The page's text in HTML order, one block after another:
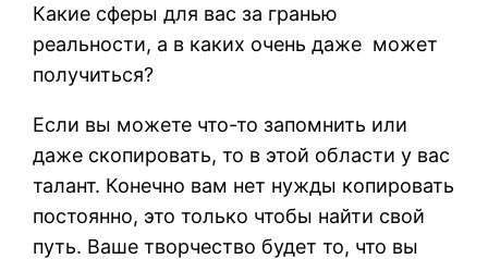
Какие сферы для вас за гранью
реальности, а в каких очень даже может
получиться?
Если вы можете что-то запомнить или
даже скопировать, то в этой области у вас
талант. Конечно вам нет нужды копировать
постоянно, это только чтобы найти свой
путь. Ваше творчество будет то, что вы